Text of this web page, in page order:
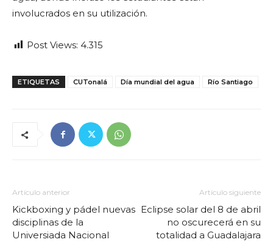
involucrados en su utilización.
Post Views: 4.315
ETIQUETAS CUTonalá Día mundial del agua Río Santiago
Artículo anterior
Kickboxing y pádel nuevas
disciplinas de la
Universiada Nacional
Artículo siguiente
Eclipse solar del 8 de abril
no oscurecerá en su
totalidad a Guadalajara